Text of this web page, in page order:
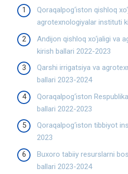
Qoraqalpog‘iston qishloq
agrotexnologiyalar instituti
Andijon qishloq xo‘jaligi va
kirish ballari 2022-2023
Qarshi irrigatsiya va
ballari 2023-2024
Qoraqalpog‘iston
ballari 2022-2023
Qoraqalpog‘iston tibbiyot
2023
Buxoro tabiiy resurslarni
ballari 2023-2024